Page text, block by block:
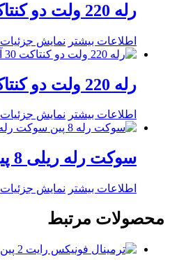
رله 220 ولت دو کنتاکت 10 آمپر
اطلاعات بیشتر نمایش جزئیات
رله 220 ولت دو کنتاکت 30 آمپر
اطلاعات بیشتر نمایش جزئیات
سوکت رله ریلی 8 پین پایه ایزومی
اطلاعات بیشتر نمایش جزئیات
محصولات مرتبط